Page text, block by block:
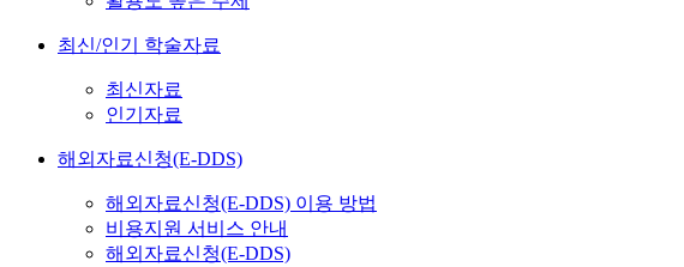
최신/인기 학술자료
최신자료
인기자료
해외자료신청(E-DDS)
해외자료신청(E-DDS) 이용 방법
비용지원 서비스 안내
해외자료신청(E-DDS)